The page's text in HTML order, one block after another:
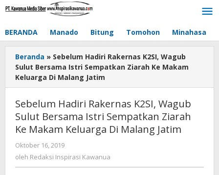
Lewati
BERANDA Manado Bitung Tomohon Minahasa
Beranda » Sebelum Hadiri Rakernas K2SI, Wagub
Sulut Bersama Istri Sempatkan Ziarah Ke Makam
Keluarga Di Malang Jatim
Sebelum Hadiri Rakernas K2SI, Wagub
Sulut Bersama Istri Sempatkan Ziarah
Ke Makam Keluarga Di Malang Jatim
Oktober 16, 2019
Redaksi
oleh Redaksi Inspirasi Kawanua